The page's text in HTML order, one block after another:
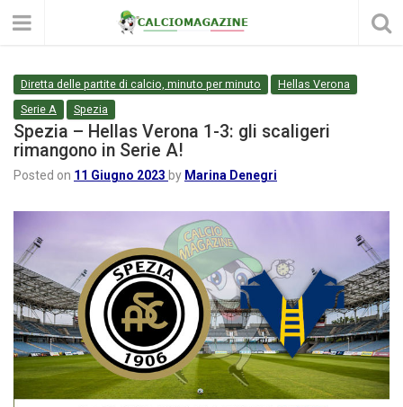
Diretta delle partite di calcio, minuto per minuto
Hellas Verona
Serie A
Spezia
Spezia – Hellas Verona 1-3: gli scaligeri
rimangono in Serie A!
Posted on 11 Giugno 2023 by Marina Denegri